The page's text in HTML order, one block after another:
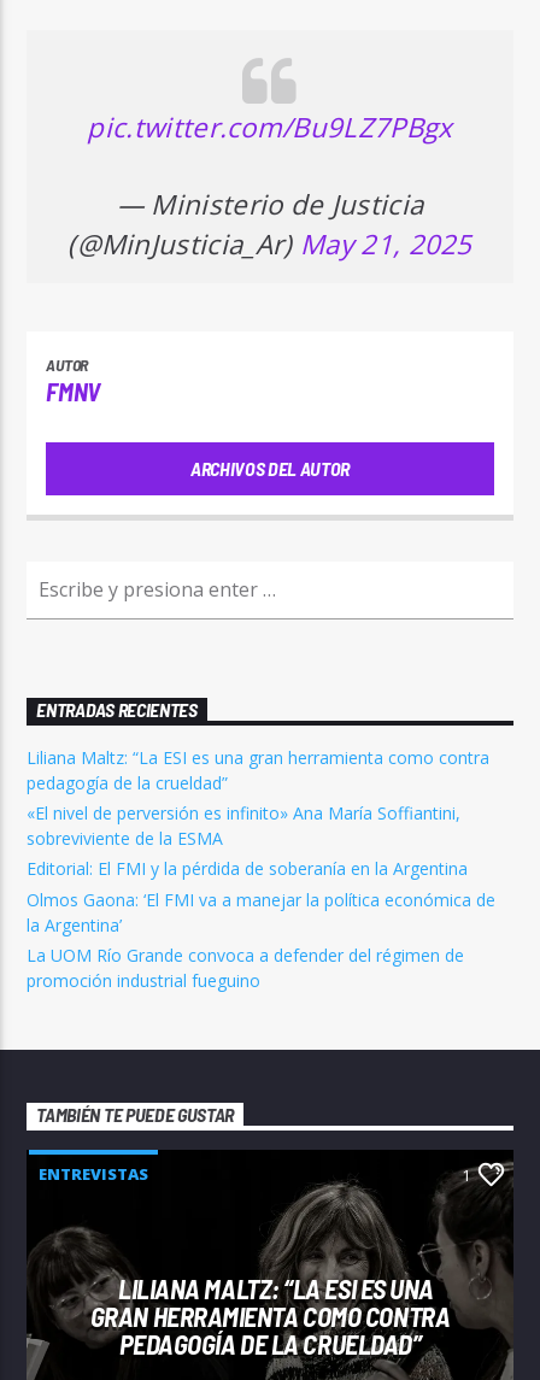
pic.twitter.com/Bu9LZ7PBgx
— Ministerio de Justicia
(@MinJusticia_Ar) May 21, 2025
AUTOR
FMNV
ARCHIVOS DEL AUTOR
ENTRADAS RECIENTES
Liliana Maltz: “La ESI es una gran herramienta como contra
pedagogía de la crueldad”
«El nivel de perversión es infinito» Ana María Soffiantini,
sobreviviente de la ESMA
Editorial: El FMI y la pérdida de soberanía en la Argentina
Olmos Gaona: ‘El FMI va a manejar la política económica de
la Argentina’
La UOM Río Grande convoca a defender del régimen de
promoción industrial fueguino
TAMBIÉN TE PUEDE GUSTAR
ENTREVISTAS 1
LILIANA MALTZ: “LA ESI ES UNA
GRAN HERRAMIENTA COMO CONTRA
PEDAGOGÍA DE LA CRUELDAD”